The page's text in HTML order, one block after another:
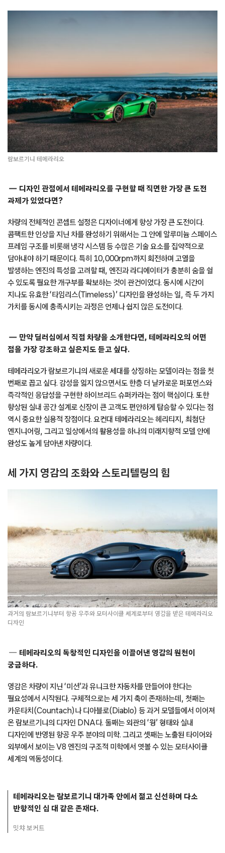
람보르기니 테메라리오
디자인 관점에서 테메라리오를 구현할 때 직면한 가장 큰 도전
과제가 있었다면?
차량의 전체적인 콘셉트 설정은 디자이너에게 항상 가장 큰 도전이다.
콤팩트한 인상을 지닌 차를 완성하기 위해서는 그 안에 알루미늄 스페이스
프레임 구조를 비롯해 냉각 시스템 등 수많은 기술 요소를 집약적으로
담아내야 하기 때문이다. 특히 10,000rpm까지 회전하며 고열을
발생하는 엔진의 특성을 고려할 때, 엔진과 라디에이터가 충분히 숨을 쉴
수 있도록 필요한 개구부를 확보하는 것이 관건이었다. 동시에 시간이
지나도 유효한 ‘타임리스(Timeless)’ 디자인을 완성하는 일, 즉 두 가지
가치를 동시에 충족시키는 과정은 언제나 쉽지 않은 도전이다.
만약 딜러십에서 직접 차량을 소개한다면, 테메라리오의 어떤
점을 가장 강조하고 싶은지도 듣고 싶다.
테메라리오가 람보르기니의 새로운 세대를 상징하는 모델이라는 점을 첫
번째로 꼽고 싶다. 감성을 잃지 않으면서도 한층 더 날카로운 퍼포먼스와
즉각적인 응답성을 구현한 하이브리드 슈퍼카라는 점이 핵심이다. 또한
향상된 실내 공간 설계로 신장이 큰 고객도 편안하게 탑승할 수 있다는 점
역시 중요한 실용적 장점이다. 요컨대 테메라리오는 헤리티지, 최첨단
엔지니어링, 그리고 일상에서의 활용성을 하나의 미래지향적 모델 안에
완성도 높게 담아낸 차량이다.
세 가지 영감의 조화와 스토리텔링의 힘
과거의 람보르기니부터 항공 우주와 모터사이클 세계로부터 영감을 받은 테메라리오
디자인
테메라리오의 독창적인 디자인을 이끌어낸 영감의 원천이
궁금하다.
영감은 차량이 지닌 ‘미션’과 유니크한 자동차를 만들어야 한다는
필요성에서 시작된다. 구체적으로는 세 가지 축이 존재하는데, 첫째는
카운타치(Countach)나 디아블로(Diablo) 등 과거 모델들에서 이어져
온 람보르기니의 디자인 DNA다. 둘째는 외관의 ‘윙’ 형태와 실내
디자인에 반영된 항공 우주 분야의 미학. 그리고 셋째는 노출된 타이어와
외부에서 보이는 V8 엔진의 구조적 미학에서 엿볼 수 있는 모터사이클
세계의 역동성이다.
테메라리오는 람보르기니 대가족 안에서 젊고 신선하며 다소
반항적인 십 대 같은 존재다.
밋챠 보커트